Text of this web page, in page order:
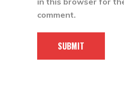
comment.
SUBMIT